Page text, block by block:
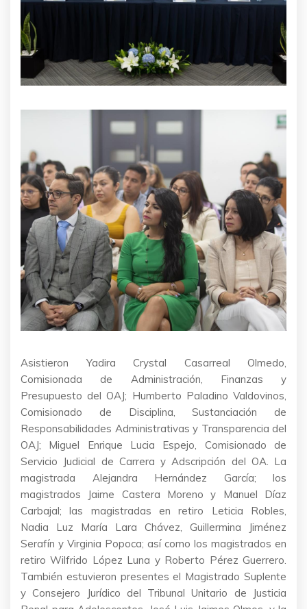
Asistieron Yadira Crystal Casarreal Olmedo,
Comisionada de Administración, Finanzas y
Presupuesto del OAJ; Humberto Paladino Valdovinos,
Comisionado de Disciplina, Sustanciación de
Responsabilidades Administrativas y Transparencia del
OAJ; Miguel Enrique Lucia Espejo, Comisionado de
Servicio Judicial de Carrera y Adscripción del OA. La
magistrada Alejandra Hernández García; los
magistrados Jaime Castera Moreno y Manuel Díaz
Carbajal; las magistradas en retiro Leticia Robles,
Nadia Luz María Lara Chávez, Guillermina Jiménez
Serafín y Virginia Popoca; así como los magistrados en
retiro Wilfrido López Luna y Roberto Pérez Guerrero.
También estuvieron presentes el Magistrado Suplente
y Consejero Jurídico del Tribunal Unitario de Justicia